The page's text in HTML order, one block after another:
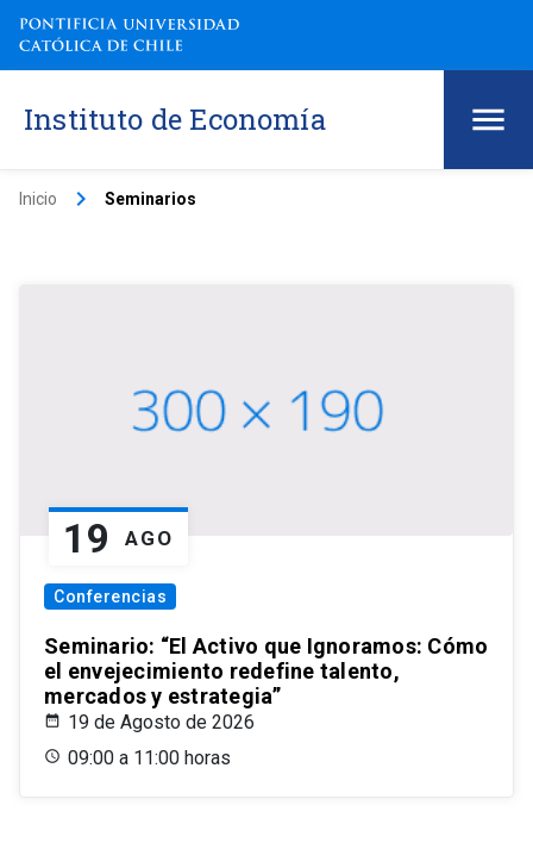
Instituto de Economía
Inicio keyboard_arrow_right Seminarios
19 AGO
Conferencias
Seminario: “El Activo que Ignoramos: Cómo
el envejecimiento redefine talento,
mercados y estrategia”
19 de Agosto de 2026
09:00 a 11:00 horas